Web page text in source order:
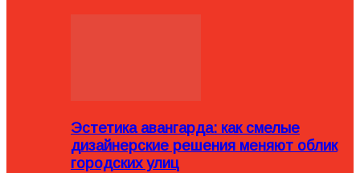
Эстетика авангарда: как смелые
дизайнерские решения меняют облик
городских улиц